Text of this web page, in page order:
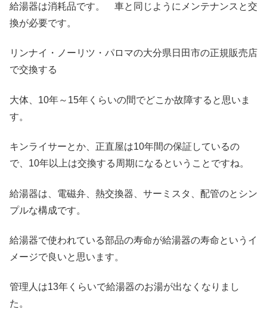
給湯器は消耗品です。 車と同じようにメンテナンスと交
換が必要です。
リンナイ・ノーリツ・パロマの大分県日田市の正規販売店
で交換する
大体、10年～15年くらいの間でどこか故障すると思いま
す。
キンライサーとか、正直屋は10年間の保証しているの
で、10年以上は交換する周期になるということですね。
給湯器は、電磁弁、熱交換器、サーミスタ、配管のとシン
プルな構成です。
給湯器で使われている部品の寿命が給湯器の寿命というイ
メージで良いと思います。
管理人は13年くらいで給湯器のお湯が出なくなりまし
た。